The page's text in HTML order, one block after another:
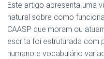
Este artigo apresenta uma
natural sobre como
CAASP que moram ou
escrita foi estruturada com
humano e vocabulário